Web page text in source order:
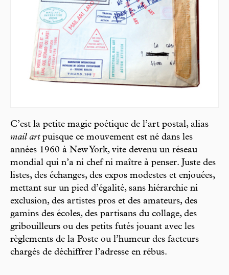
C’est la petite magie poétique de l’art postal, alias
mail artpuisque ce mouvement est né dans les
années 1960 à New York, vite devenu un réseau
mondial qui n’a ni chef ni maître à penser. Juste des
listes, des échanges, des expos modestes et enjouées,
mettant sur un pied d’égalité, sans hiérarchie ni
exclusion, des artistes pros et des amateurs, des
gamins des écoles, des partisans du collage, des
gribouilleurs ou des petits futés jouant avec les
règlements de la Poste ou l’humeur des facteurs
chargés de déchiffrer l’adresse en rébus.